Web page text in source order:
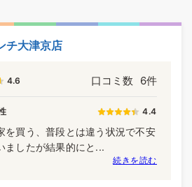
チ大津京店
4.6 口コミ数 6件
4.4
を買う、普段とは違う状況で不安
ましたが結果的にと...
続きを読む